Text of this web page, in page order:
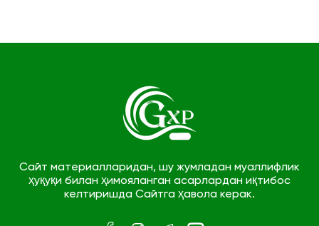
Сайт материалларидан, шу жумладан муаллифлик
ҳуқуқи билан ҳимояланган асарлардан иқтибос
келтиришда Сайтга ҳавола керак.